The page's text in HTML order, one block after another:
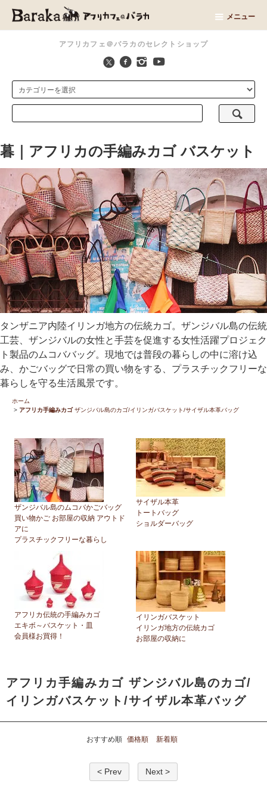
アフリカフェ＠バラカのセレクトショップ
メニュー
暮｜アフリカの手編みカゴ バスケット
タンザニア内陸イリンガ地方の伝統カゴ。ザンジバル島の伝統
工芸、ザンジバルの女性と手芸を促進する女性活躍プロジェク
ト製品のムコババッグ。現地では普段の暮らしの中に溶け込
み、かごバッグで日常の買い物をする、プラスチックフリーな
暮らしを守る生活風景です。
ホーム
> アフリカ手編みカゴザンジバル島のカゴ/イリンガバスケット/サイザル本革バッグ
ザンジバル島のムコバかごバッグ
買い物かご お部屋の収納 アウトド
アに
プラスチックフリーな暮らし
サイザル本革
トートバッグ
ショルダーバッグ
アフリカ伝統の手編みカゴ
エキボ～バスケット・皿
会員様お買得！
イリンガバスケット
イリンガ地方の伝統カゴ
お部屋の収納に
アフリカ手編みカゴ ザンジバル島のカゴ/
イリンガバスケット/サイザル本革バッグ
おすすめ順 価格順 新着順
< Prev Next >